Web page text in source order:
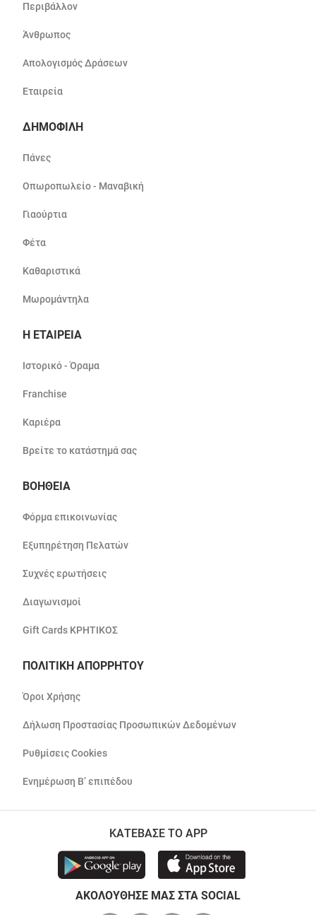
Περιβάλλον
Άνθρωπος
Απολογισμός Δράσεων
Εταιρεία
ΔΗΜΟΦΙΛΗ
Πάνες
Οπωροπωλείο - Μαναβική
Γιαούρτια
Φέτα
Καθαριστικά
Μωρομάντηλα
Η ΕΤΑΙΡΕΙΑ
Ιστορικό - Όραμα
Franchise
Καριέρα
Βρείτε το κατάστημά σας
ΒΟΗΘΕΙΑ
Φόρμα επικοινωνίας
Εξυπηρέτηση Πελατών
Συχνές ερωτήσεις
Διαγωνισμοί
Gift Cards ΚΡΗΤΙΚΟΣ
ΠΟΛΙΤΙΚΗ ΑΠΟΡΡΗΤΟΥ
Όροι Χρήσης
Δήλωση Προστασίας Προσωπικών Δεδομένων
Ρυθμίσεις Cookies
Ενημέρωση Β’ επιπέδου
ΚΑΤΕΒΑΣΕ ΤΟ APP
ΑΚΟΛΟΥΘΗΣΕ ΜΑΣ ΣΤΑ SOCIAL